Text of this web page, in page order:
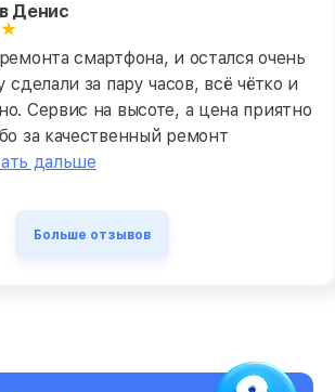
Денис
смартфона, и остался очень
сделали за пару часов, всё чётко и
Сервис на высоте, а цена приятно
за качественный ремонт
дальше
Больше отзывов